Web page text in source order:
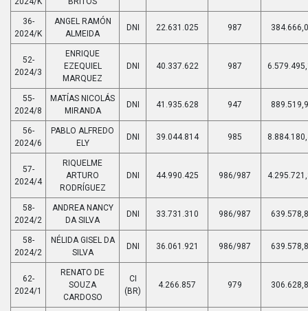
36-
2024/K
ANGEL RAMÓN
ALMEIDA
DNI 22.631.025 987
52-
2024/3
ENRIQUE
EZEQUIEL
MARQUEZ
DNI 40.337.622 987
55-
2024/8
MATÍAS NICOLÁS
MIRANDA
DNI 41.935.628 947
56-
2024/6
PABLO ALFREDO
ELY
DNI 39.044.814 985
57-
2024/4
RIQUELME
ARTURO
RODRÍGUEZ
DNI 44.990.425 986/987
58-
2024/2
ANDREA NANCY
DA SILVA
DNI 33.731.310 986/987
58-
2024/2
NÉLIDA GISEL DA
SILVA
DNI 36.061.921 986/987
62-
2024/1
RENATO DE
SOUZA
CARDOSO
CI
(BR)
4.266.857 979